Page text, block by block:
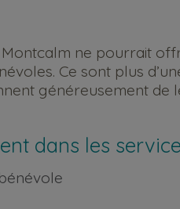
ne pourrait
Ce sont plus
généreusement
dans les